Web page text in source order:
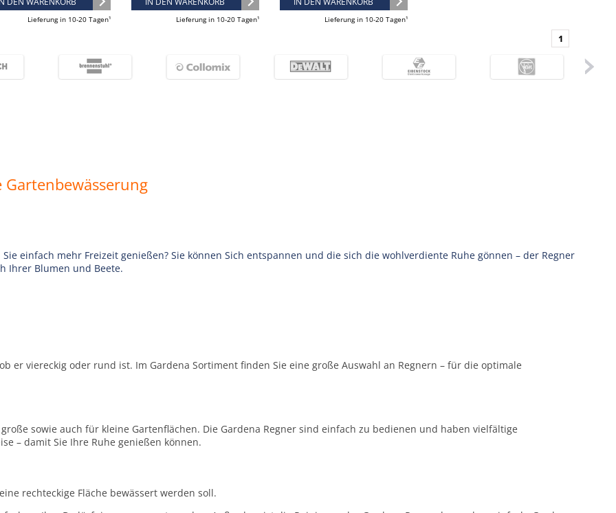
Lieferung in 10-20 Tagen¹ Lieferung in 10-20 Tagen¹ Lieferung in 10-20 Tagen¹
1
einfach mehr Freizeit genießen? Sie können Sich entspannen und die sich die wohlverdiente Ruhe gönnen – der Regner
Ihrer Blumen und Beete.
er viereckig oder rund ist. Im Gardena Sortiment finden Sie eine große Auswahl an Regnern – für die optimale
sowie auch für kleine Gartenflächen. Die Gardena Regner sind einfach zu bedienen und haben vielfältige
– damit Sie Ihre Ruhe genießen können.
rechteckige Fläche bewässert werden soll.